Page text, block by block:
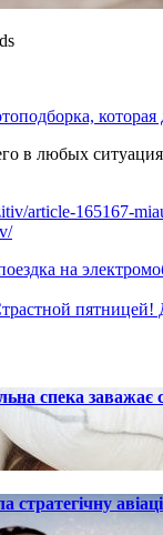
в любых
article-165167-
на
спека